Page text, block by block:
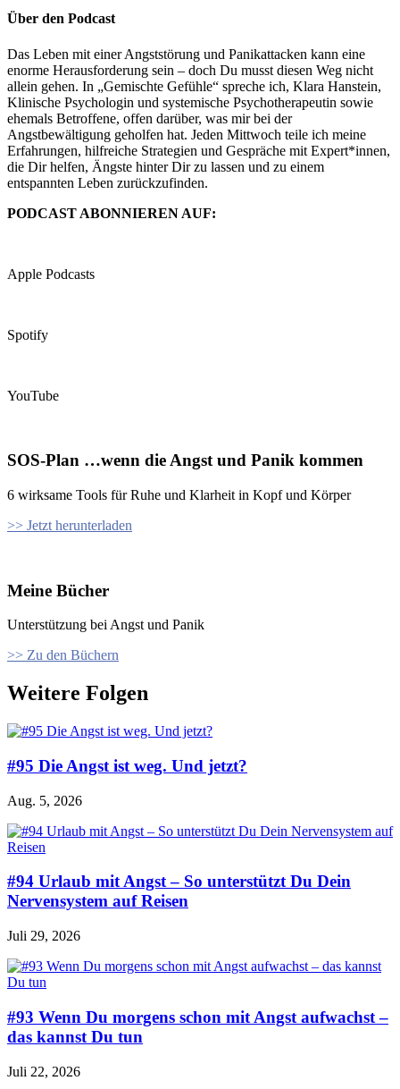
Über den Podcast
Das Leben mit einer Angststörung und Panikattacken kann eine
enorme Herausforderung sein – doch Du musst diesen Weg nicht
allein gehen. In „Gemischte Gefühle“ spreche ich, Klara Hanstein,
Klinische Psychologin und systemische Psychotherapeutin sowie
ehemals Betroffene, offen darüber, was mir bei der
Angstbewältigung geholfen hat. Jeden Mittwoch teile ich meine
Erfahrungen, hilfreiche Strategien und Gespräche mit Expert*innen,
die Dir helfen, Ängste hinter Dir zu lassen und zu einem
entspannten Leben zurückzufinden.
PODCAST ABONNIEREN AUF:
Apple Podcasts
Spotify
YouTube
SOS-Plan …wenn die Angst und Panik kommen
6 wirksame Tools für Ruhe und Klarheit in Kopf und Körper
>> Jetzt herunterladen
Meine Bücher
Unterstützung bei Angst und Panik
>> Zu den Büchern
Weitere Folgen
#95 Die Angst ist weg. Und jetzt?
Aug. 5, 2026
#94 Urlaub mit Angst – So unterstützt Du Dein
Nervensystem auf Reisen
Juli 29, 2026
#93 Wenn Du morgens schon mit Angst aufwachst –
das kannst Du tun
Juli 22, 2026